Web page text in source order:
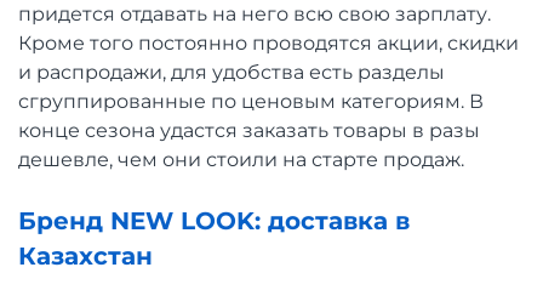
придется отдавать на него всю свою зарплату.
Кроме того постоянно проводятся акции, скидки
и распродажи, для удобства есть разделы
сгруппированные по ценовым категориям. В
конце сезона удастся заказать товары в разы
дешевле, чем они стоили на старте продаж.
Бренд NEW LOOK: доставка в
Казахстан